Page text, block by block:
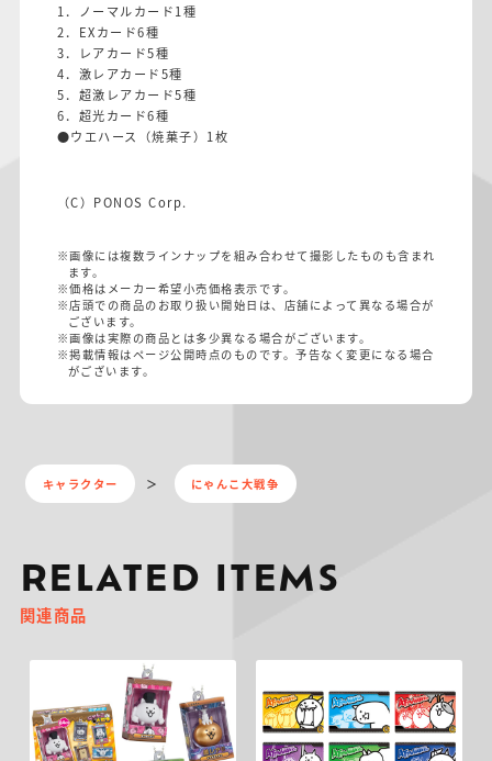
1．ノーマルカード1種
2．EXカード6種
3．レアカード5種
4．激レアカード5種
5．超激レアカード5種
6．超光カード6種
●ウエハース（焼菓子）1枚
（C）PONOS Corp.
※画像には複数ラインナップを組み合わせて撮影したものも含まれ
ます。
※価格はメーカー希望小売価格表示です。
※店頭での商品のお取り扱い開始日は、店舗によって異なる場合が
ございます。
※画像は実際の商品とは多少異なる場合がございます。
※掲載情報はページ公開時点のものです。予告なく変更になる場合
がございます。
キャラクター にゃんこ大戦争
RELATED ITEMS
関連商品